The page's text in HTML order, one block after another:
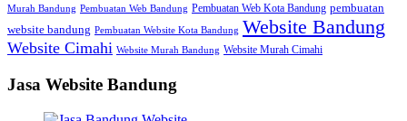
Murah Bandung Pembuatan Web Bandung Pembuatan Web Kota Bandung pembuatan
website bandung Pembuatan Website Kota Bandung Website Bandung
Website Cimahi Website Murah Bandung Website Murah Cimahi
Jasa Website Bandung